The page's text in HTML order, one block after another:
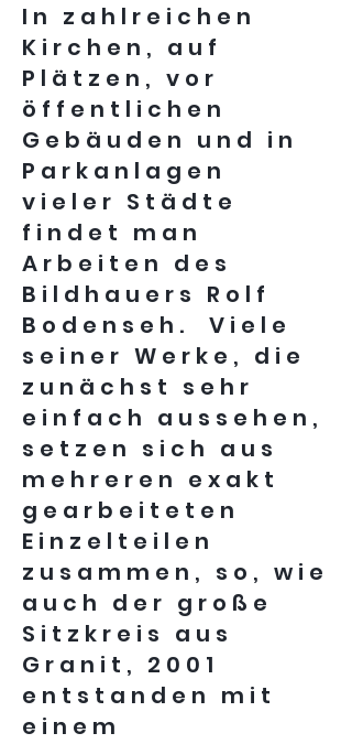
In zahlreichen
Kirchen, auf
Plätzen, vor
öffentlichen
Gebäuden und in
Parkanlagen
vieler Städte
findet man
Arbeiten des
Bildhauers Rolf
Bodenseh. Viele
seiner Werke, die
zunächst sehr
einfach aussehen,
setzen sich aus
mehreren exakt
gearbeiteten
Einzelteilen
zusammen, so, wie
auch der große
Sitzkreis aus
Granit, 2001
entstanden mit
einem